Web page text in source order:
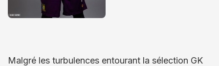
Malgré les turbulences entourant la sélection GK